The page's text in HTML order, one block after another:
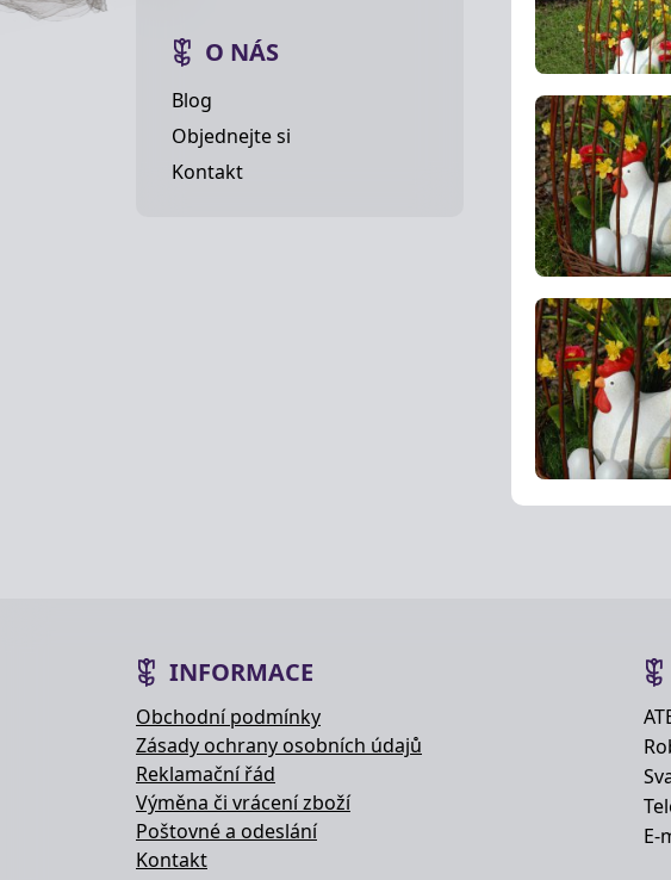
O NÁS
Blog
Objednejte si
Kontakt
INFORMACE
Obchodní podmínky
Zásady ochrany osobních údajů
Reklamační řád
Výměna či vrácení zboží
Poštovné a odeslání
Kontakt
E-